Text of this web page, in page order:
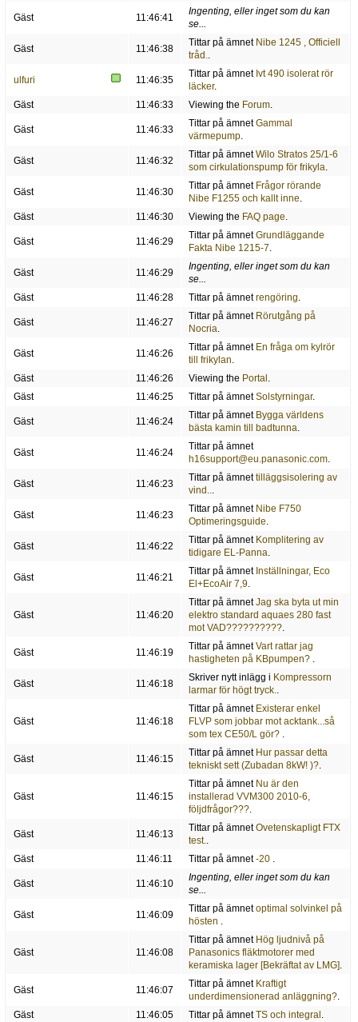
Gäst 11:46:41
Ingenting, eller inget som du kan
se...
Gäst 11:46:38
Tittar på ämnet Nibe 1245 , Officiell
tråd..
ulfuri 11:46:35
Tittar på ämnet Ivt 490 isolerat rör
läcker.
Gäst
11:46:33 Viewing the Forum.
Gäst 11:46:33
Tittar på ämnetGammal
värmepump.
Gäst 11:46:32
Tittar på ämnetWilo Stratos 25/1-6
som cirkulationspump för frikyla.
Gäst 11:46:30
Tittar på ämnet Frågor rörande
Nibe F1255 och kallt inne.
Gäst
11:46:30 Viewing the FAQ page.
Gäst 11:46:29
Tittar på ämnetGrundläggande
Fakta Nibe 1215-7.
Gäst 11:46:29
Ingenting, eller inget som du kan
se...
Gäst
11:46:28 Tittar på ämnetrengöring.
Gäst 11:46:27
Tittar på ämnet Rörutgång på
Nocria.
Gäst 11:46:26
Tittar på ämnet En fråga om kylrör
till frikylan.
Gäst
11:46:26 Viewing the Portal .
Gäst
11:46:25 Tittar på ämnetSolstyrningar.
Gäst 11:46:24
Tittar på ämnet Bygga världens
bästa kamin till badtunna.
Gäst 11:46:24
Tittar på ämnet
h16support@eu.panasonic.com.
Gäst 11:46:23
Tittar på ämnettilläggsisolering av
vind...
Gäst 11:46:23
Tittar på ämnet Nibe F750
Optimeringsguide.
Gäst 11:46:22
Tittar på ämnet Komplitering av
tidigare EL-Panna.
Gäst 11:46:21
Tittar på ämnet Inställningar, Eco
El+EcoAir 7,9.
Gäst 11:46:20
Tittar på ämnetJag ska byta ut min
elektro standard aquaes 280 fast
mot VAD??????????.
Gäst 11:46:19
Tittar på ämnetVart rattar jag
hastigheten på KBpumpen? .
Gäst 11:46:18
Skriver nytt inlägg i Kompressorn
larmar för högt tryck..
Gäst 11:46:18
Tittar på ämnet Existerar enkel
FLVP som jobbar mot acktank...så
som tex CE50/L gör? .
Gäst 11:46:15
Tittar på ämnet Hur passar detta
tekniskt sett (Zubadan 8kW! )?.
Gäst 11:46:15
Tittar på ämnet Nu är den
installerad VVM300 2010-6,
följdfrågor???.
Gäst 11:46:13
Tittar på ämnetOvetenskapligt FTX
test..
Gäst
11:46:11 Tittar på ämnet-20 .
Gäst 11:46:10
Ingenting, eller inget som du kan
se...
Gäst 11:46:09
Tittar på ämnetoptimal solvinkel på
hösten .
Gäst 11:46:08
Tittar på ämnet Hög ljudnivå på
Panasonics fläktmotorer med
keramiska lager [Bekräftat av LMG].
Gäst 11:46:07
Tittar på ämnet Kraftigt
underdimensionerad anläggning?.
Gäst
11:46:05 Tittar på ämnetTS och integral .